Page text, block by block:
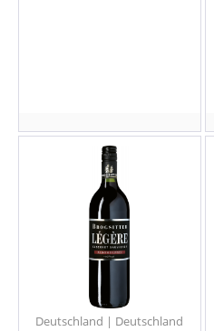
Deutschland | Deutschland